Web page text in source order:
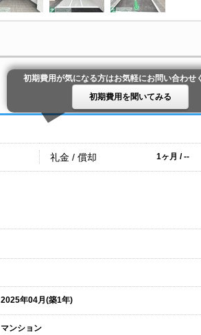
初期費用が気になる方はお気軽にお問い合わせ
初期費用を聞いてみる
礼金 / 償却 1ヶ月 / --
2025年04月(築1年)
マンション